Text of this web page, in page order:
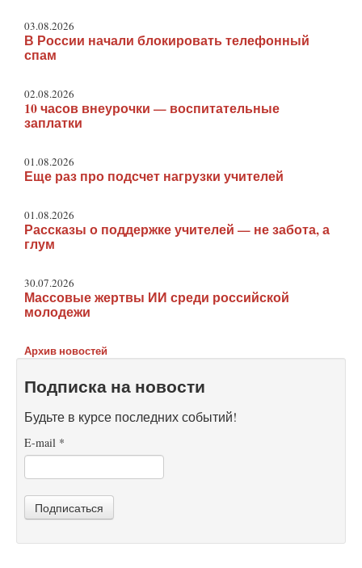
03.08.2026
В России начали блокировать телефонный
спам
02.08.2026
10 часов внеурочки — воспитательные
заплатки
01.08.2026
Еще раз про подсчет нагрузки учителей
01.08.2026
Рассказы о поддержке учителей — не забота, а
глум
30.07.2026
Массовые жертвы ИИ среди российской
молодежи
Архив новостей
Подписка на новости
Будьте в курсе последних событий!
E-mail *
Подписаться